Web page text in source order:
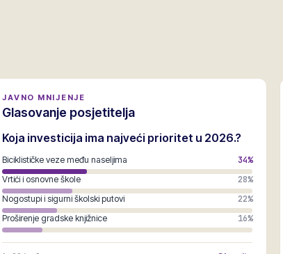
JAVNO MNIJENJE
Glasovanje posjetitelja
Koja investicija ima najveći prioritet u 2026.?
Biciklističke veze među naseljima 34%
Vrtići i osnovne škole 28%
Nogostupi i sigurni školski putovi 22%
Proširenje gradske knjižnice 16%